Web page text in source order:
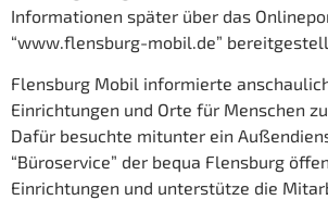
Informationen später über das
“www.flensburg-mobil.de”
Flensburg Mobil informierte
Einrichtungen und Orte für Menschen
Dafür besuchte mitunter ein
“Büroservice” der bequa Flensburg
Einrichtungen und unterstütze die